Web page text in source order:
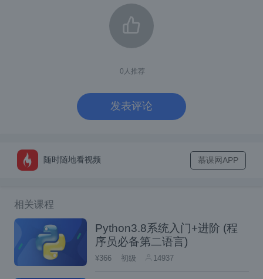
Python 项目管理器。”按照这些说明操作，你
暂时不需要知道更多。以后你可以访问
s://github.com/pypa/hatch
总之，这些说明是为在 MacOS 15.3 上使用
Python 3.12.2，并结合
hatch
项目管理器
以选择使用 setup.py 文件而不是 pyproj
ect.toml
要开始，请安装Hatch。你可以使用
装，像如下所示：
pip install hatch
0 人推荐
发表评论
随时随地看视频 慕课网APP
相关课程
Python3.8系统入门+进阶 (程
序员必备第二语言)
¥366 初级 14937